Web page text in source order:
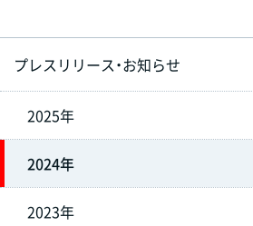
プレスリリース・お知らせ
2025年
2024年
2023年